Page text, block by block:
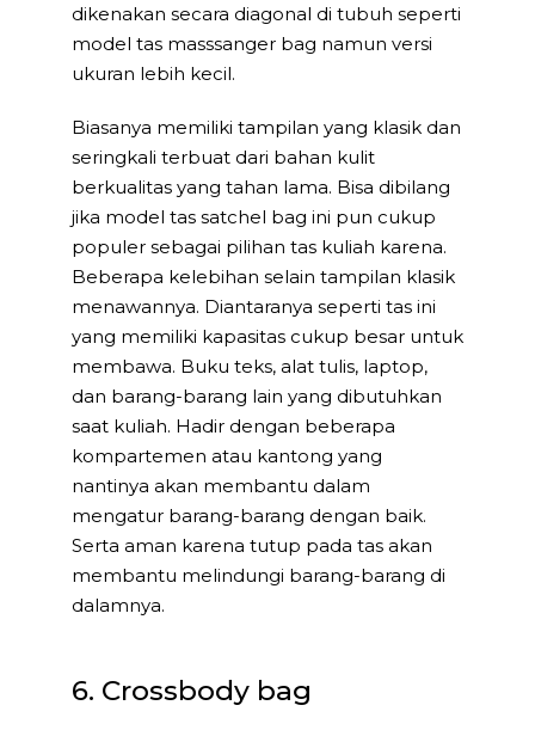
dikenakan secara diagonal di tubuh seperti
model tas masssanger bag namun versi
ukuran lebih kecil.
Biasanya memiliki tampilan yang klasik dan
seringkali terbuat dari bahan kulit
berkualitas yang tahan lama. Bisa dibilang
jika model tas satchel bag ini pun cukup
populer sebagai pilihan tas kuliah karena.
Beberapa kelebihan selain tampilan klasik
menawannya. Diantaranya seperti tas ini
yang memiliki kapasitas cukup besar untuk
membawa. Buku teks, alat tulis, laptop,
dan barang-barang lain yang dibutuhkan
saat kuliah. Hadir dengan beberapa
kompartemen atau kantong yang
nantinya akan membantu dalam
mengatur barang-barang dengan baik.
Serta aman karena tutup pada tas akan
membantu melindungi barang-barang di
dalamnya.
6. Crossbody bag